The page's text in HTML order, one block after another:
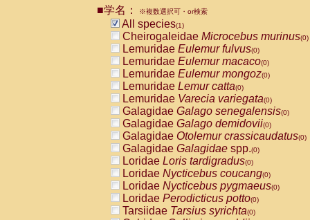
CebidaeCebus nigrivittatus
CebidaeCebus
CebidaeSaimiri boliviensis(0)
CebidaeSaimiri sciureus(0)
AtelidaeAlouatta caraya(0)
AtelidaeAlouatta fusca(0)
AtelidaeAlouatta seniculus
AtelidaeAlouattaspp.(0)
AtelidaeAteles belzebuth(0)
AtelidaeAteles geoffroyi(0)
AtelidaeAteles paniscus(0)
AtelidaeAtelesspp.(0)
Atelidae Lagothrix lagothricha
AtelidaeLagothrix lagothricha cana
PitheciidaeCacajao calvus
PitheciidaeCallicebus cupreus
PitheciidaeCallicebus donacophilus
■学名： ※複数選択可・or検索
All species(1)
Cheirogaleidae Microcebus murinus(0)
Lemuridae Eulemur fulvus(0)
Lemuridae Eulemur macaco(0)
Lemuridae Eulemur mongoz(0)
Lemuridae Lemur catta(0)
Lemuridae Varecia variegata(0)
Galagidae Galago senegalensis(0)
Galagidae Galago demidovii(0)
Galagidae Otolemur crassicaudatus(0)
Galagidae Galagidae spp.(0)
Loridae Loris tardigradus(0)
Loridae Nycticebus coucang(0)
Loridae Nycticebus pygmaeus(0)
Loridae Perodicticus potto(0)
Tarsiidae Tarsius syrichta(0)